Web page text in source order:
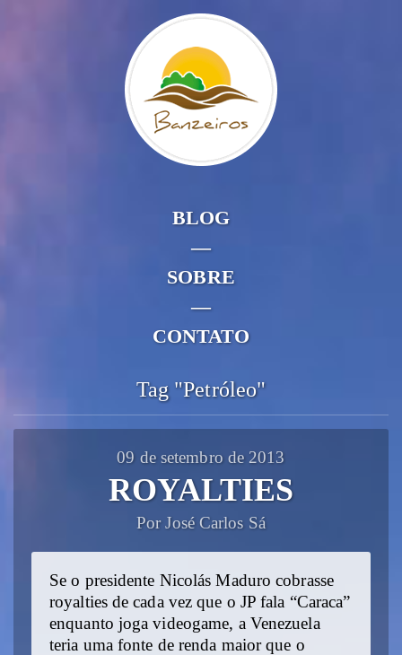
BLOG
—
SOBRE
—
CONTATO
Tag "Petróleo"
09 de setembro de 2013
ROYALTIES
Por José Carlos Sá
Se o presidente Nicolás Maduro cobrasse
royalties de cada vez que o JP fala “Caraca”
enquanto joga videogame, a Venezuela
teria uma fonte de renda maior que o